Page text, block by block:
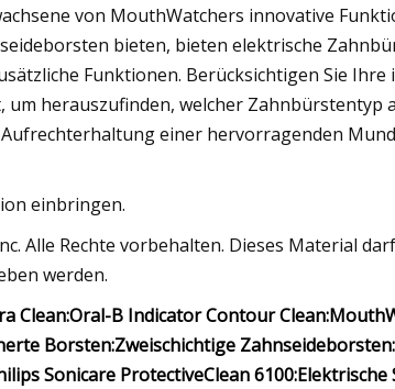
von MouthWatchers innovative
bieten, bieten elektrische
Funktionen. Berücksichtigen Sie
herauszufinden, welcher Zahnbürstentyp
einer hervorragenden
einbringen.
Alle Rechte vorbehalten. Dieses Material
werden.
Clean:Oral-B Indicator Contour Clean:
Borsten:Zweischichtige Zahnseideborsten:
Sonicare ProtectiveClean 6100:Elektrische